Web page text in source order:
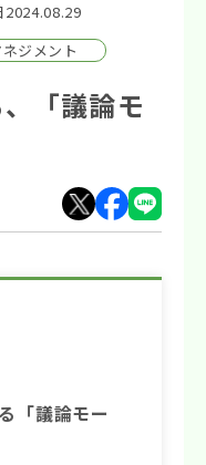
2024.08.29
ジメント
「議論モ
「議論モー